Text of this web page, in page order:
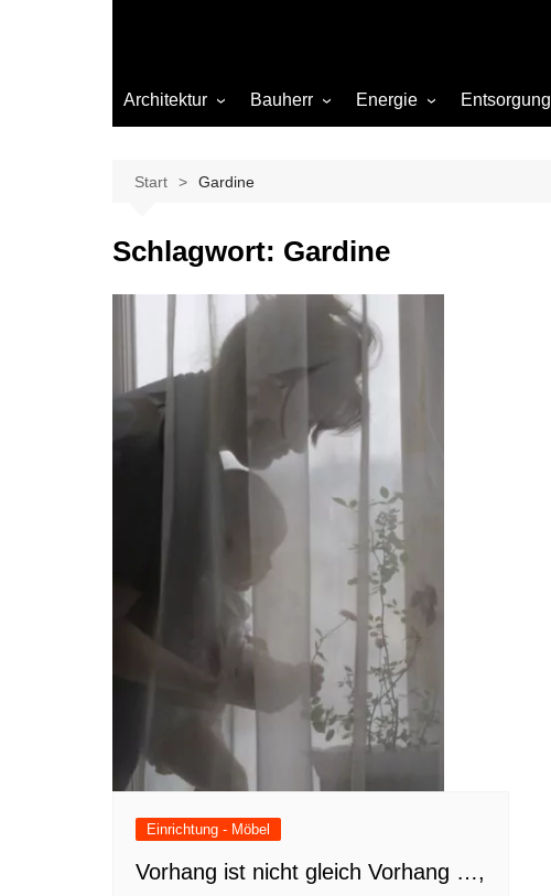
Architektur Bauherr
Materialien
Ökologisch bauen
Renovierung
Energie Entsorgung
Start Gardine
Schlagwort: Gardine
Einrichtung - Möbel
Vorhang ist nicht gleich Vorhang …,